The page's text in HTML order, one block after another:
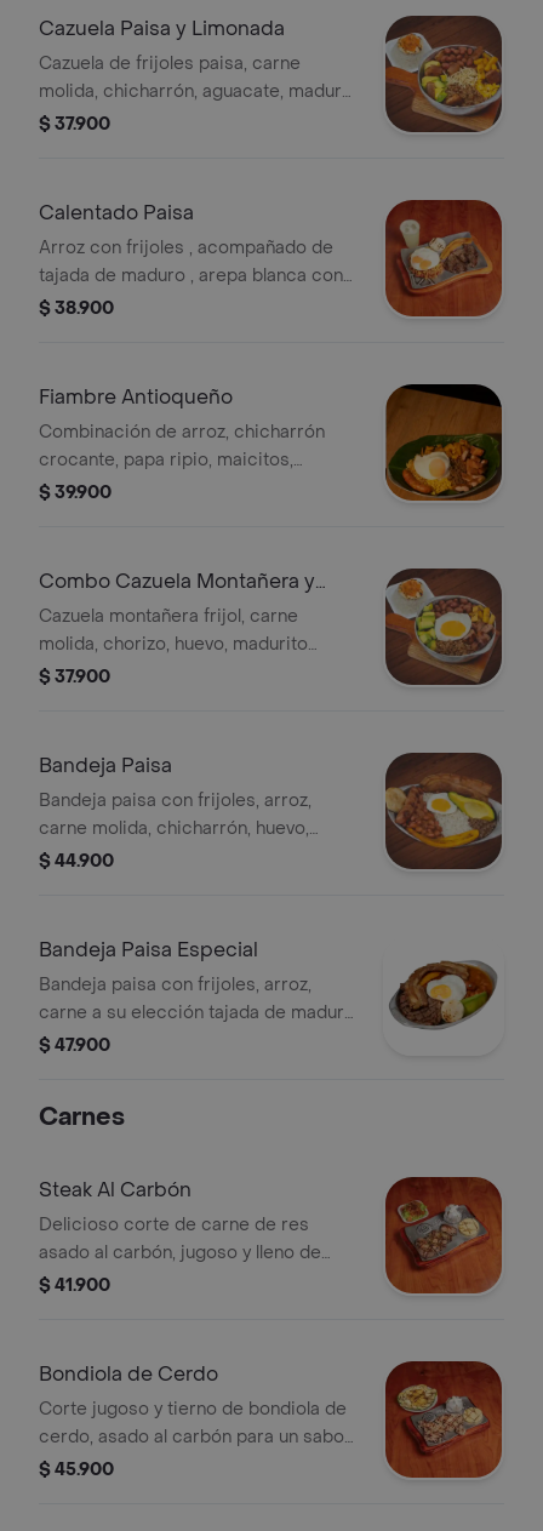
Cazuela Paisa y Limonada
Cazuela de frijoles paisa, carne
molida, chicharrón, aguacate, maduro
picado, maíz, ripio de papa, arroz
$ 37.900
Calentado Paisa
Arroz con frijoles , acompañado de
tajada de maduro , arepa blanca con
hogao , 2 huevos fritos , limonada
$ 38.900
Fiambre Antioqueño
Combinación de arroz, chicharrón
crocante, papa ripio, maicitos,
chorizo, madurito picado, carne
$ 39.900
Combo Cazuela Montañera y
Limonada
Cazuela montañera frijol, carne
molida, chorizo, huevo, madurito
picado y aguacate con arroz, arepa
$ 37.900
Bandeja Paisa
Bandeja paisa con frijoles, arroz,
carne molida, chicharrón, huevo,
chorizo, tajada de maduro, aguacate y
$ 44.900
Bandeja Paisa Especial
Bandeja paisa con frijoles, arroz,
carne a su elección tajada de maduro,
aguacate y arepa.
$ 47.900
Carnes
Steak Al Carbón
Delicioso corte de carne de res
asado al carbón, jugoso y lleno de
sabor, con ese toque ahumado
dorada, papa al horno y ensalada
crocante. ¡el sabor de la parrilla en su
máxima expresión!
$ 41.900
Bondiola de Cerdo
Corte jugoso y tierno de bondiola de
cerdo, asado al carbón para un sabor
profundo y ahumado. acompañado de
$ 45.900